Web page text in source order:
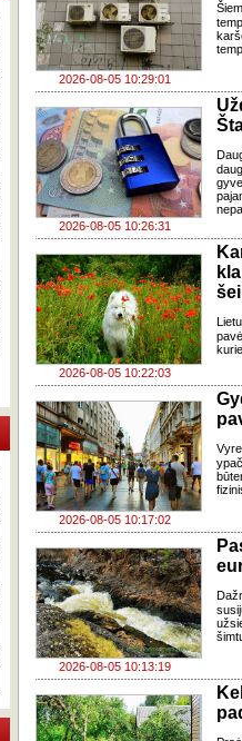
2026-08-05 10:29:01
2026-08-05 10:26:31
2026-08-05 10:22:03
2026-08-05 10:17:02
2026-08-05 10:13:19